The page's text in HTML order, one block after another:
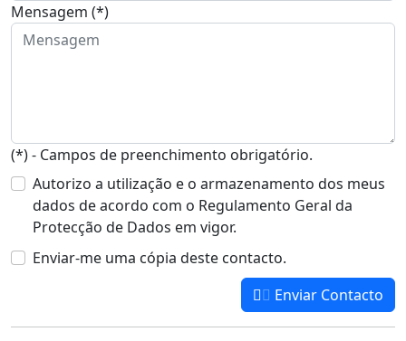
Mensagem (*)
(*) - Campos de preenchimento obrigatório.
Autorizo a utilização e o armazenamento dos meus
dados de acordo com o Regulamento Geral da
Protecção de Dados em vigor.
Enviar-me uma cópia deste contacto.
Enviar Contacto